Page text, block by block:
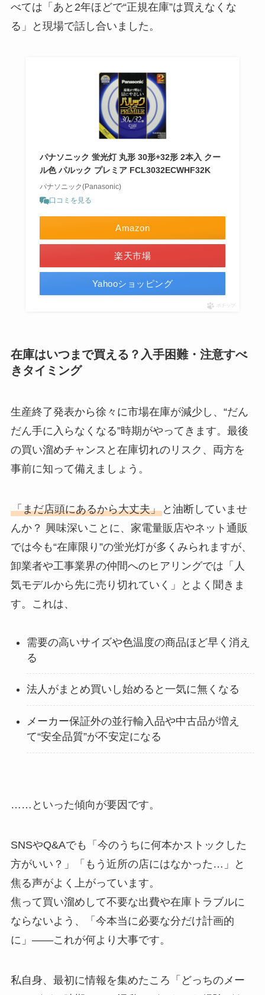
べては「あと2年ほどで“正規在庫”は買えなくな
る」と現場で話し合いました。
パナソニック 蛍光灯 丸形 30形+32形 2本入 クー
ル色 パルック プレミア FCL3032ECWHF32K
パナソニック(Panasonic)
口コミを見る
Amazon
楽天市場
Yahooショッピング
ポチップ
在庫はいつまで買える？入手困難・注意すべ
きタイミング
生産終了発表から徐々に市場在庫が減少し、“だん
だん手に入らなくなる”時期がやってきます。最後
の買い溜めチャンスと在庫切れのリスク、両方を
事前に知って備えましょう。
「まだ店頭にあるから大丈夫」と油断していませ
んか？ 興味深いことに、家電量販店やネット通販
では今も“在庫限り”の蛍光灯が多くみられますが、
卸業者や工事業界の仲間へのヒアリングでは「人
気モデルから先に売り切れていく」とよく聞きま
す。これは、
需要の高いサイズや色温度の商品ほど早く消え
る
法人がまとめ買いし始めると一気に無くなる
メーカー保証外の並行輸入品や中古品が増え
て“安全品質”が不安定になる
……といった傾向が要因です。
SNSやQ&Aでも「今のうちに何本かストックした
方がいい？」「もう近所の店にはなかった…」と
焦る声がよく上がっています。
焦って買い溜めして不要な出費や在庫トラブルに
ならないよう、「今本当に必要な分だけ計画的
に」――これが何より大事です。
私自身、最初に情報を集めたころ「どっちのメー